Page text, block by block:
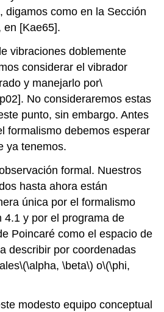
digamos como en la Sección
en [Kae65].
vibraciones doblemente
considerar el vibrador
y manejarlo por\
No consideraremos estas
punto, sin embargo. Antes
formalismo debemos esperar
ya tenemos.
formal. Nuestros
hasta ahora están
única por el formalismo
4.1 y por el programa de
Poincaré como el espacio de
describir por coordenadas
\(\alpha, \beta\) o\(\phi,
modesto equipo conceptual